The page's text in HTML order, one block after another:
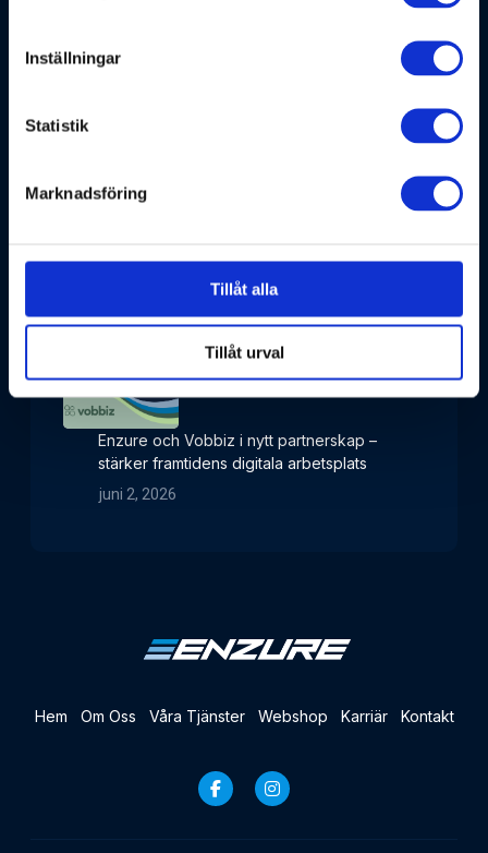
Inställningar
Statistik
Marknadsföring
Tillåt alla
Tillåt urval
Enzure vinner Bodens kommuns
upphandling: Driftpartner IT
juni 22, 2026
Enzure och Vobbiz i nytt partnerskap –
stärker framtidens digitala arbetsplats
juni 2, 2026
Hem Om Oss Våra Tjänster Webshop Karriär Kontakt